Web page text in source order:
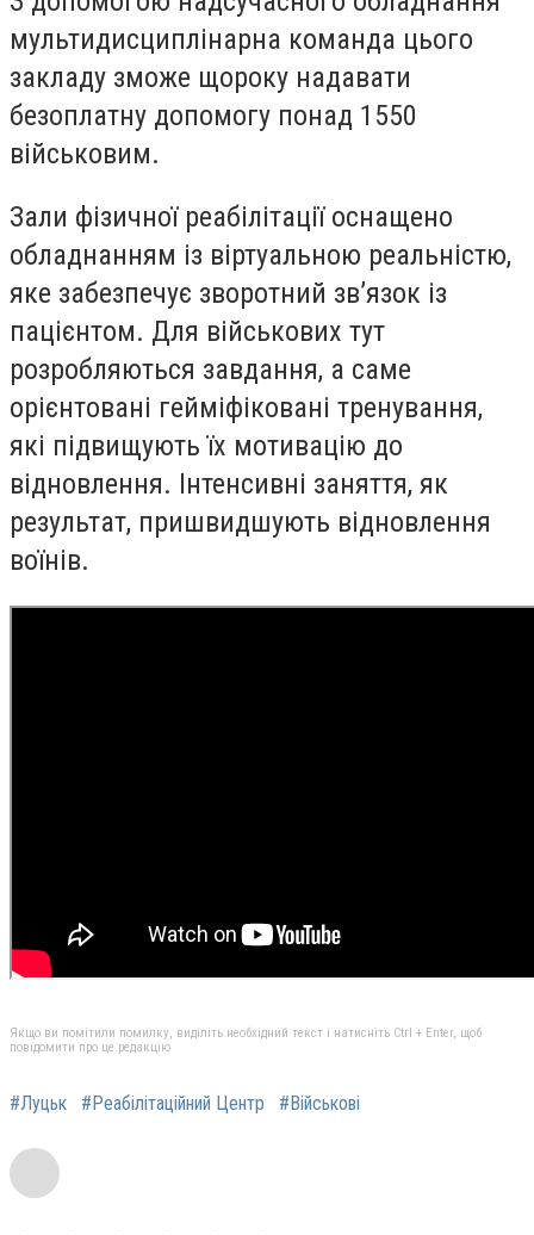
мультидисциплінарна команда цього
закладу зможе щороку надавати
безоплатну допомогу понад 1550
військовим.
Зали фізичної реабілітації оснащено
обладнанням із віртуальною реальністю,
яке забезпечує зворотний зв’язок із
пацієнтом. Для військових тут
розробляються завдання, а саме
орієнтовані гейміфіковані тренування,
які підвищують їх мотивацію до
відновлення. Інтенсивні заняття, як
результат, пришвидшують відновлення
воїнів.
Якщо ви помітили помилку, виділіть необхідний текст і натисніть Ctrl + Enter, щоб
повідомити про це редакцію
#Луцьк #Реабілітаційний Центр #Військові